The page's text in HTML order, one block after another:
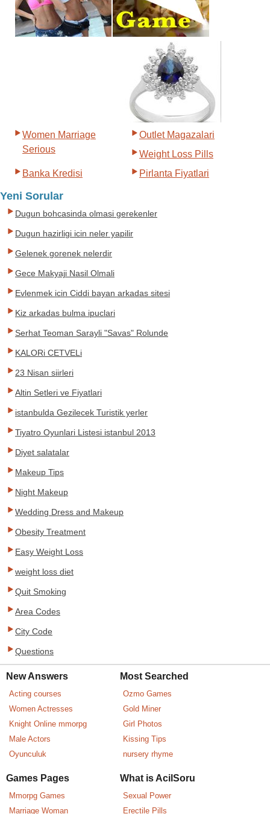
Women Marriage
Serious
Outlet Magazalari
Weight Loss Pills
Banka Kredisi
Pirlanta Fiyatlari
Yeni Sorular
Dugun bohcasinda olmasi gerekenler
Dugun hazirligi icin neler yapilir
Gelenek gorenek nelerdir
Gece Makyaji Nasil Olmali
Evlenmek icin Ciddi bayan arkadas sitesi
Kiz arkadas bulma ipuclari
Serhat Teoman Sarayli "Savas" Rolunde
KALORi CETVELi
23 Nisan siirleri
Altin Setleri ve Fiyatlari
istanbulda Gezilecek Turistik yerler
Tiyatro Oyunlari Listesi istanbul 2013
Diyet salatalar
Makeup Tips
Night Makeup
Wedding Dress and Makeup
Obesity Treatment
Easy Weight Loss
weight loss diet
Quit Smoking
Area Codes
City Code
Questions
New Answers
Acting courses
Women Actresses
Knight Online mmorpg
Male Actors
Oyunculuk
Most Searched
Ozmo Games
Gold Miner
Girl Photos
Kissing Tips
nursery rhyme
Games Pages
Mmorpg Games
Marriage Woman
What is AcilSoru
Sexual Power
Erectile Pills